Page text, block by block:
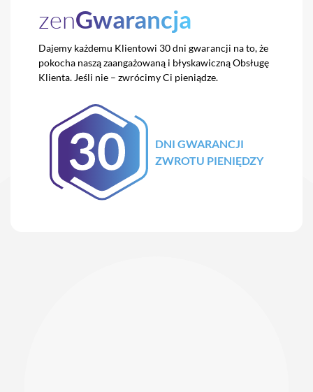
zenGwarancja
Dajemy każdemu Klientowi 30 dni gwarancji na to,że
pokocha naszą zaangażowaną i błyskawicznąObsługę
Klienta. Jeśli nie – zwrócimy Ci pieniądze.
DNI GWARANCJI
ZWROTU PIENIĘDZY